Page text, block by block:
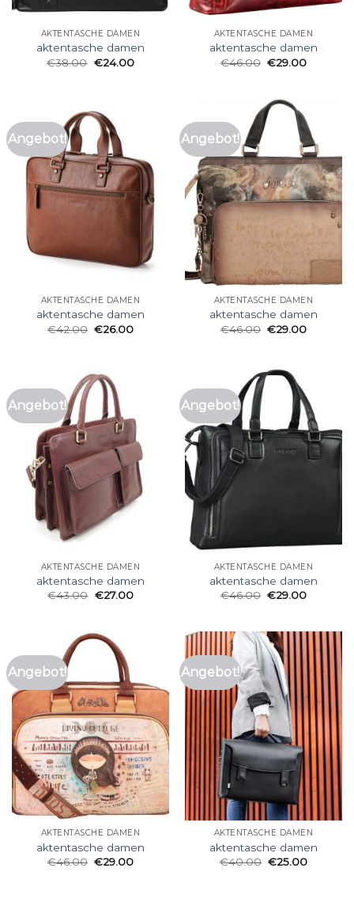
AKTENTASCHE DAMEN
aktentasche damen
€38.00 €24.00
AKTENTASCHE DAMEN
aktentasche damen
€46.00 €29.00
Angebot!
AKTENTASCHE DAMEN
aktentasche damen
€42.00 €26.00
Angebot!
AKTENTASCHE DAMEN
aktentasche damen
€46.00 €29.00
Angebot!
AKTENTASCHE DAMEN
aktentasche damen
€43.00 €27.00
Angebot!
AKTENTASCHE DAMEN
aktentasche damen
€46.00 €29.00
Angebot!
AKTENTASCHE DAMEN
aktentasche damen
€46.00 €29.00
Angebot!
AKTENTASCHE DAMEN
aktentasche damen
€40.00 €25.00